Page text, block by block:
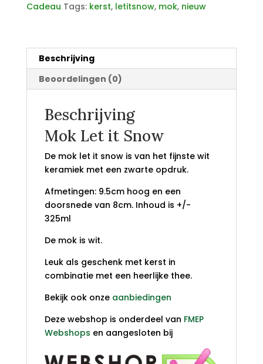
Cadeau Tags: kerst, letitsnow, mok, nieuw
Beschrijving
Beoordelingen (0)
Beschrijving
Mok Let it Snow
De mok let it snow is van het fijnste wit
keramiek met een zwarte opdruk.
Afmetingen: 9.5cm hoog en een
doorsnede van 8cm. Inhoud is +/-
325ml
De mok is wit.
Leuk als geschenk met kerst in
combinatie met een heerlijke thee.
Bekijk ook onze aanbiedingen
Deze webshop is onderdeel van FMEP
Webshops en aangesloten bij